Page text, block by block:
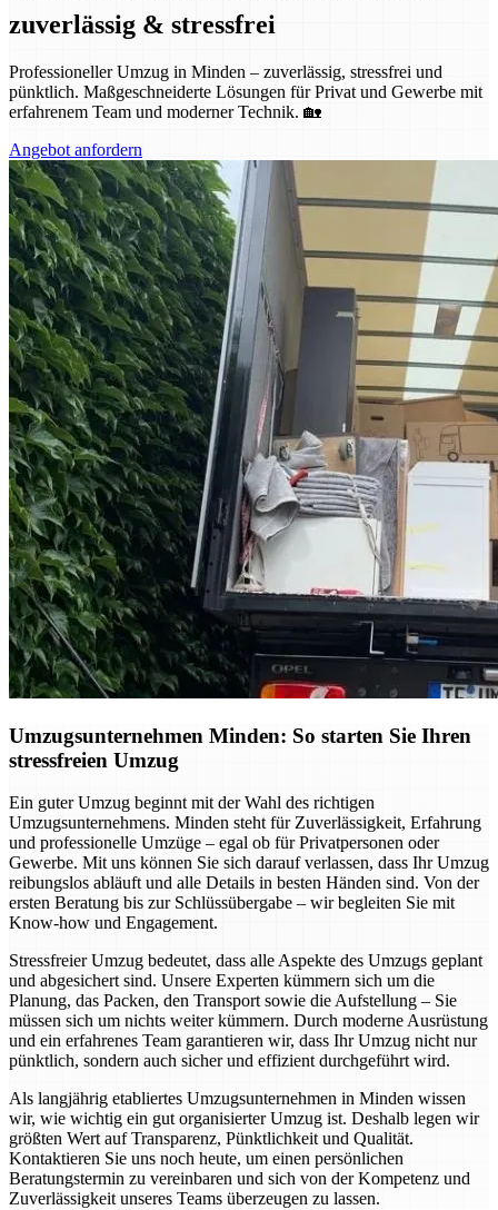
zuverlässig & stressfrei
Professioneller Umzug in Minden – zuverlässig, stressfrei und
pünktlich. Maßgeschneiderte Lösungen für Privat und Gewerbe mit
erfahrenem Team und moderner Technik. 🏡
Angebot anfordern
Umzugsunternehmen Minden: So starten Sie Ihren
stressfreien Umzug
Ein guter Umzug beginnt mit der Wahl des richtigen
Umzugsunternehmens. Minden steht für Zuverlässigkeit, Erfahrung
und professionelle Umzüge – egal ob für Privatpersonen oder
Gewerbe. Mit uns können Sie sich darauf verlassen, dass Ihr Umzug
reibungslos abläuft und alle Details in besten Händen sind. Von der
ersten Beratung bis zur Schlüssübergabe – wir begleiten Sie mit
Know-how und Engagement.
Stressfreier Umzug bedeutet, dass alle Aspekte des Umzugs geplant
und abgesichert sind. Unsere Experten kümmern sich um die
Planung, das Packen, den Transport sowie die Aufstellung – Sie
müssen sich um nichts weiter kümmern. Durch moderne Ausrüstung
und ein erfahrenes Team garantieren wir, dass Ihr Umzug nicht nur
pünktlich, sondern auch sicher und effizient durchgeführt wird.
Als langjährig etabliertes Umzugsunternehmen in Minden wissen
wir, wie wichtig ein gut organisierter Umzug ist. Deshalb legen wir
größten Wert auf Transparenz, Pünktlichkeit und Qualität.
Kontaktieren Sie uns noch heute, um einen persönlichen
Beratungstermin zu vereinbaren und sich von der Kompetenz und
Zuverlässigkeit unseres Teams überzeugen zu lassen.